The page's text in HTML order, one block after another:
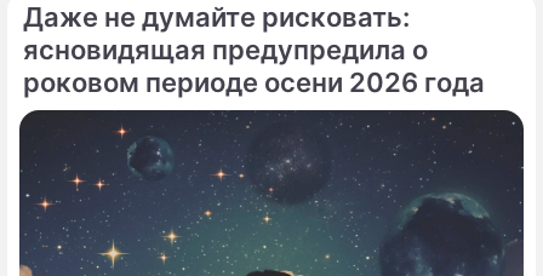
сцену приобрела абсолютно
бескомпромиссный характер.
Даже не думайте рисковать:
ясновидящая предупредила о
роковом периоде осени 2026 года